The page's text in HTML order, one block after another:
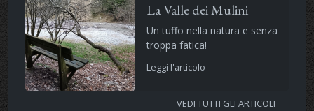
La Valle dei Mulini
Un tuffo nella natura e senza
troppa fatica!
Leggi l'articolo
VEDI TUTTI GLI ARTICOLI